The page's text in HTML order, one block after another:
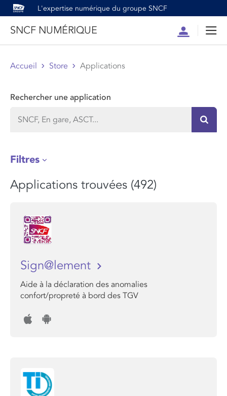
L'expertise numérique du groupe SNCF
SNCF NUMÉRIQUE
Compte
Accueil Store Applications
Rechercher une application
Filtres
Applications trouvées (492)
Sign@lement
Aide à la déclaration des anomalies
confort/propreté à bord des TGV